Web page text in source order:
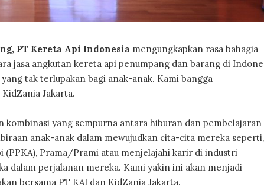
PT Kereta Api Indonesia mengungkapkan rasa bahagia
jasa angkutan kereta api penumpang dan barang di
tak terlupakan bagi anak-anak. Kami bangga
Jakarta.
yang sempurna antara hiburan dan pembelajaran
anak-anak dalam mewujudkan cita-cita mereka seperti,
Prama/Prami atau menjelajahi karir di industri
dalam perjalanan mereka. Kami yakin ini akan menjadi
bersama PT KAI dan KidZania Jakarta.